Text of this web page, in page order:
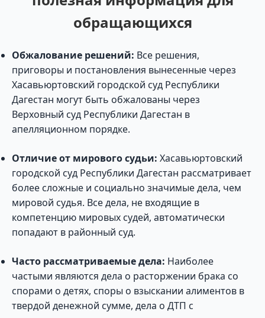
обращающихся
Обжалование решений: Все решения,
приговоры и постановления вынесенные через
Хасавьюртовский городской суд Республики
Дагестан могут быть обжалованы через
Верховный суд Республики Дагестан в
апелляционном порядке.
Отличие от мирового судьи: Хасавьюртовский
городской суд Республики Дагестан рассматривает
более сложные и социально значимые дела, чем
мировой судья. Все дела, не входящие в
компетенцию мировых судей, автоматически
попадают в районный суд.
Часто рассматриваемые дела: Наиболее
частыми являются дела о расторжении брака со
спорами о детях, споры о взыскании алиментов в
твердой денежной сумме, дела о ДТП с